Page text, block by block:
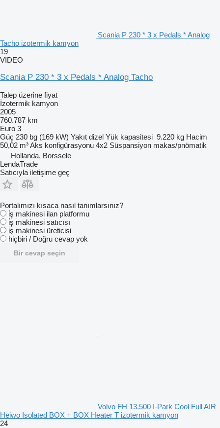
Scania P 230 * 3 x Pedals * Analog
Tacho izotermik kamyon
19
VIDEO
Scania P 230 * 3 x Pedals * Analog Tacho
Talep üzerine fiyat
İzotermik kamyon
2005
760.787 km
Euro 3
Güç 230 bg (169 kW) Yakıt dizel Yük kapasitesi 9.220 kg Hacim
50,02 m³Aks konfigürasyonu 4x2 Süspansiyon makas/pnömatik
Hollanda, Borssele
LendaTrade
Satıcıyla iletişime geç
Portalımızı kısaca nasıl tanımlarsınız?
i̇ş makinesi ilan platformu
i̇ş makinesi satıcısı
i̇ş makinesi üreticisi
hiçbiri / Doğru cevap yok
Bir cevap seçin
Volvo FH 13.500 I-Park Cool Full AIR
Heiwo Isolated BOX + BOX Heater T izotermik kamyon
24